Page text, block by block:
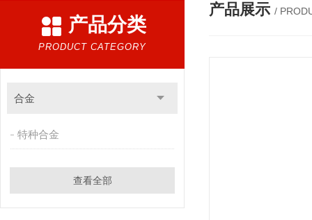
产品分类
PRODUCT CATEGORY
合金
特种合金
查看全部
产品展示 /